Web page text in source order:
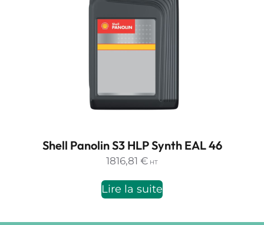
Shell Panolin S3 HLP Synth EAL 46
1816,81 € HT
Lire la suite